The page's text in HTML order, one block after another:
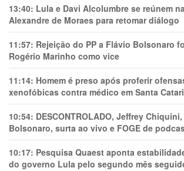
13:40: Lula e Davi Alcolumbre se reúnem
Alexandre de Moraes para retomar diálogo
11:57: Rejeição do PP a Flávio Bolsonaro
Rogério Marinho como vice
11:14: Homem é preso após proferir
xenofóbicas contra médico em Santa
10:54: DESCONTROLADO, Jeffrey
Bolsonaro, surta ao vivo e FOGE de
10:17: Pesquisa Quaest aponta
do governo Lula pelo segundo mês